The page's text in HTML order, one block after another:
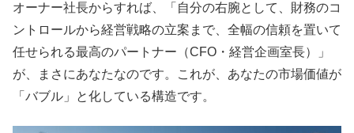
オーナー社長からすれば、「自分の右腕として、財務のコ
ントロールから経営戦略の立案まで、全幅の信頼を置いて
任せられる最高のパートナー（CFO・経営企画室長）」
が、まさにあなたなのです。これが、あなたの市場価値が
「バブル」と化している構造です。